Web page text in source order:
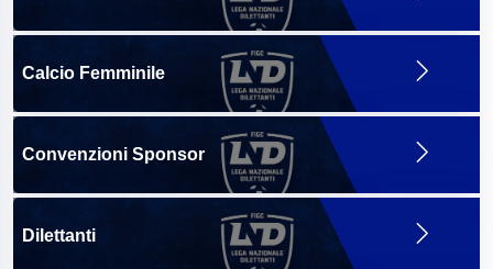
Calcio Femminile
Convenzioni Sponsor
Dilettanti